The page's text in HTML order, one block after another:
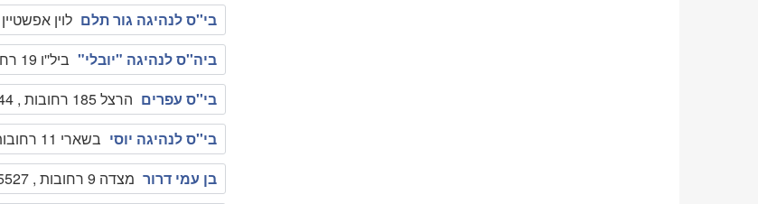
בי''ס לנהיגה גור תלם לוין אפשטיין 60 רחובות , 089451716
ביה''ס לנהיגה "יובלי" ביל''ו 19 רחובות , 089458703
בי''ס עפרים הרצל 185 רחובות , 089361444
בי''ס לנהיגה יוסי בשארי 11 רחובות , 0509791800
בן עמי דרור מצדה 9 רחובות , 0522515527